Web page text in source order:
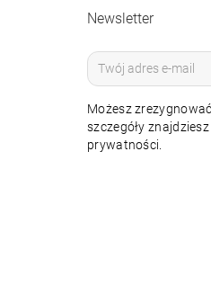
Newsletter
Możesz
szczegóły
prywatności.